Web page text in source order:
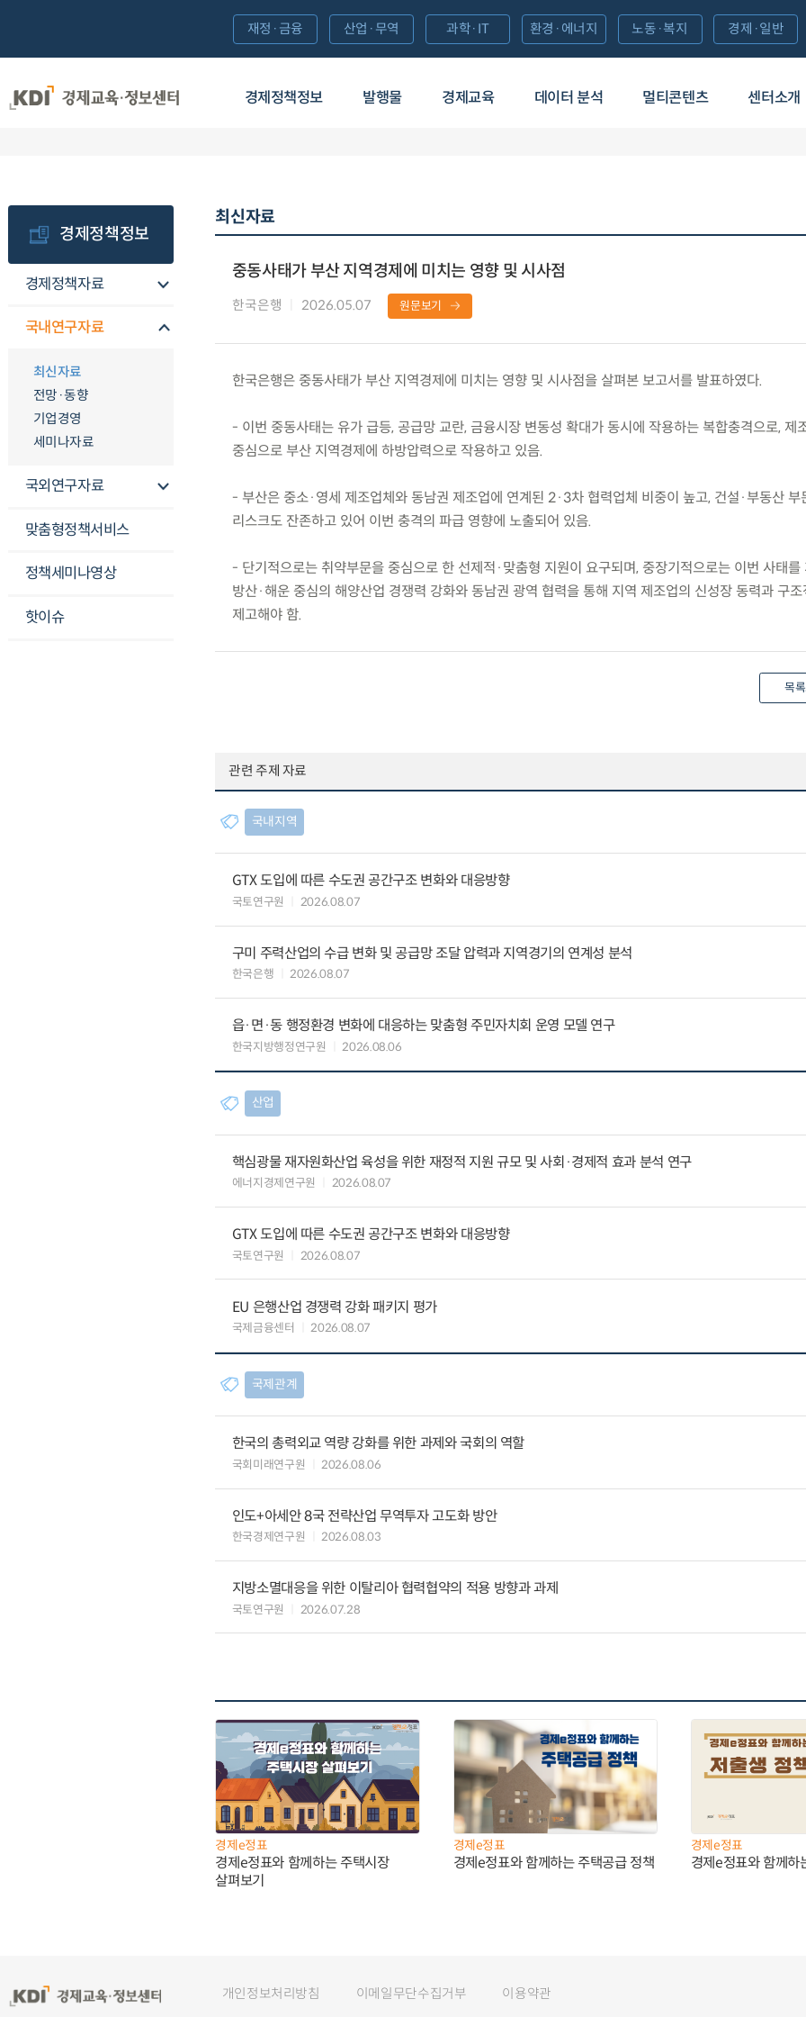
경제정책정보 발행물 경제교육 데이터 분석 멀티콘텐츠 센터소개
재정·금융 산업·무역 과학·IT 환경·에너지 노동·복지 경제·일반
경제정책정보
경제정책자료
국내연구자료
최신자료
전망·동향
기업경영
세미나자료
국외연구자료
맞춤형정책서비스
정책세미나영상
핫이슈
최신자료
중동사태가 부산 지역경제에 미치는 영향 및 시사점
한국은행 2026.05.07 원문보기
한국은행은 중동사태가 부산 지역경제에 미치는 영향 및 시사점을 살펴본 보고서를 발표하였다.
- 이번 중동사태는 유가 급등, 공급망 교란, 금융시장 변동성 확대가 동시에 작용하는 복합충격으로, 제
중심으로 부산 지역경제에 하방압력으로 작용하고 있음.
- 부산은 중소·영세 제조업체와 동남권 제조업에 연계된 2·3차 협력업체 비중이 높고, 건설·부동산 부
리스크도 잔존하고 있어 이번 충격의 파급 영향에 노출되어 있음.
- 단기적으로는 취약부문을 중심으로 한 선제적·맞춤형 지원이 요구되며, 중장기적으로는 이번 사태를
방산·해운 중심의 해양산업 경쟁력 강화와 동남권 광역 협력을 통해 지역 제조업의 신성장 동력과 구
제고해야 함.
목
관련 주제 자료
국내지역
GTX 도입에 따른 수도권 공간구조 변화와 대응방향
국토연구원 2026.08.07
구미 주력산업의 수급 변화 및 공급망 조달 압력과 지역경기의 연계성 분석
한국은행 2026.08.07
읍·면·동 행정환경 변화에 대응하는 맞춤형 주민자치회 운영 모델 연구
한국지방행정연구원 2026.08.06
산업
핵심광물 재자원화산업 육성을 위한 재정적 지원 규모 및 사회·경제적 효과 분석 연구
에너지경제연구원 2026.08.07
GTX 도입에 따른 수도권 공간구조 변화와 대응방향
국토연구원 2026.08.07
EU 은행산업 경쟁력 강화 패키지 평가
국제금융센터 2026.08.07
국제관계
한국의 총력외교 역량 강화를 위한 과제와 국회의 역할
국회미래연구원 2026.08.06
인도+아세안 8국 전략산업 무역투자 고도화 방안
한국경제연구원 2026.08.03
지방소멸대응을 위한 이탈리아 협력협약의 적용 방향과 과제
국토연구원 2026.07.28
경제e정표
경제e정표와 함께하는 주택시장
살펴보기
경제e정표
경제e정표와 함께하는 주택공급 정책
경제e정표
경제e정표와 함께하
개인정보처리방침 이메일무단수집거부 이용약관